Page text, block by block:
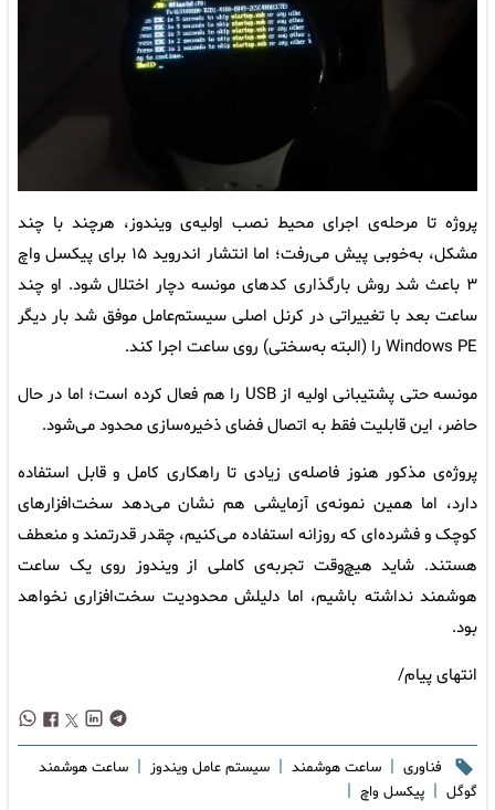
پروژه تا مرحله‌ی اجرای محیط نصب اولیه‌ی ویندوز، هرچند با چند
مشکل، به‌خوبی پیش می‌رفت؛ اما انتشار اندروید ۱۵ برای پیکسل واچ
۳ باعث شد روش بارگذاری کدهای مونسه دچار اختلال شود. او چند
ساعت بعد با تغییراتی در کرنل اصلی سیستم‌عامل موفق شد بار دیگر
Windows PE را (البته به‌سختی) روی ساعت اجرا کند.
مونسه حتی پشتیبانی اولیه از USB را هم فعال کرده است؛ اما در حال
حاضر، این قابلیت فقط به اتصال فضای ذخیره‌سازی محدود می‌شود.
پروژه‌ی مذکور هنوز فاصله‌ی زیادی تا راهکاری کامل و قابل استفاده
دارد، اما همین نمونه‌ی آزمایشی هم نشان می‌دهد سخت‌افزارهای
کوچک و فشرده‌ای که روزانه استفاده می‌کنیم، چقدر قدرتمند و منعطف
هستند. شاید هیچ‌وقت تجربه‌ی کاملی از ویندوز روی یک ساعت
هوشمند نداشته باشیم، اما دلیلش محدودیت سخت‌افزاری نخواهد
بود.
انتهای پیام/
فناوری | ساعت هوشمند | سیستم عامل ویندوز | ساعت هوشمند
گوگل | پیکسل واچ |